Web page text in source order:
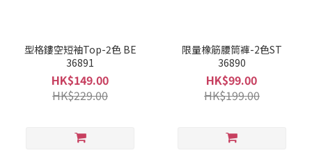
型格鏤空短袖Top-2色 BE
36891
HK$149.00
HK$229.00
限量橡筋腰筒褲-2色ST
36890
HK$99.00
HK$199.00